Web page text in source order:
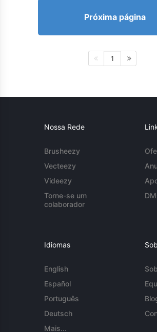
Próxima página
1
Nossa Rede
Brusheezy
Vecteezy
Videezy
Torne-se um
colaborador
Idiomas
English
Español
Português
Deutsch
Mais...